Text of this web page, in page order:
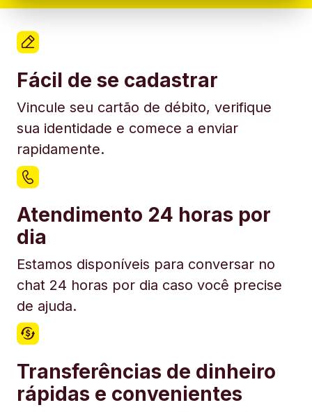
Fácil de se cadastrar
Vincule seu cartão de débito, verifique
sua identidade e comece a enviar
rapidamente.
Atendimento 24 horas por
dia
Estamos disponíveis para conversar no
chat 24 horas por dia caso você precise
de ajuda.
Transferências de dinheiro
rápidas e convenientes